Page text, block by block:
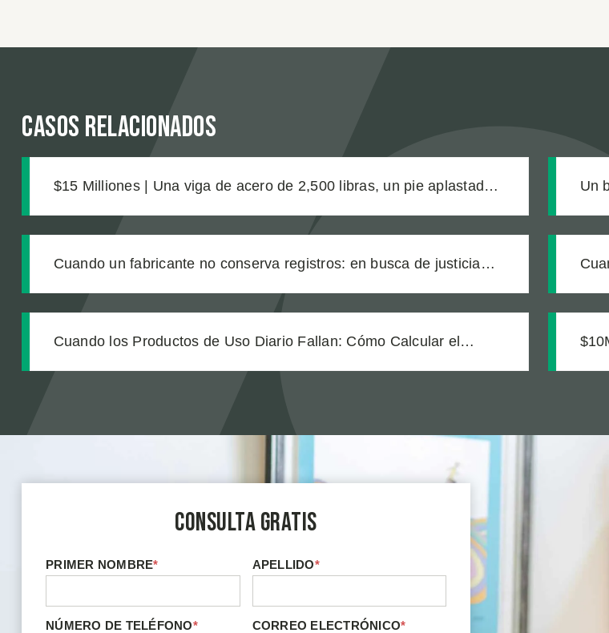
Casos relacionados
$15 Milliones | Una viga de acero de 2,500 libras, un pie aplastado y
Un
Cuando un fabricante no conserva registros: en busca de justicia
Cuando los Productos de Uso Diario Fallan: Cómo Calcular el
Consulta Gratis
PRIMER NOMBRE* APELLIDO*
NÚMERO DE TELÉFONO* CORREO ELECTRÓNICO*